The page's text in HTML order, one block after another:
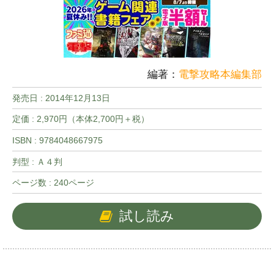
編著： 電撃攻略本編集部
発売日 : 2014年12月13日
定価 : 2,970円（本体2,700円＋税）
ISBN : 9784048667975
判型 : Ａ４判
ページ数 : 240ページ
試し読み